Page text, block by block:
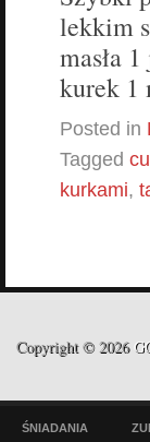
lekkim
masła
kurek 1
Posted in
Tagged
kurkami,
Copyright © 2026
ŚNIADANIA